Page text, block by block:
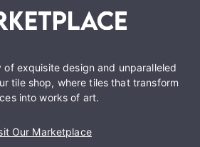
of exquisite design and unparalleled
tile shop, where tiles that transform
into works of art.
Our Marketplace